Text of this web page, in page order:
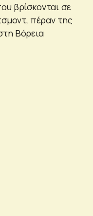
βρίσκονται σε
πέραν της
Βόρεια